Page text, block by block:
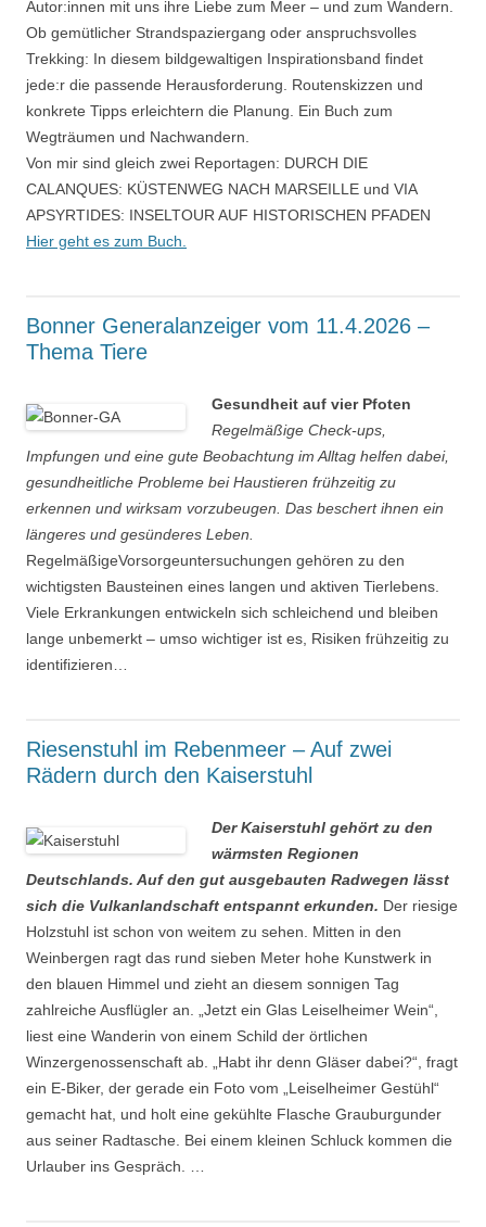
Autor:innen mit uns ihre Liebe zum Meer – und zum Wandern.
Ob gemütlicher Strandspaziergang oder anspruchsvolles
Trekking: In diesem bildgewaltigen Inspirationsband findet
jede:r die passende Herausforderung. Routenskizzen und
konkrete Tipps erleichtern die Planung. Ein Buch zum
Wegträumen und Nachwandern.
Von mir sind gleich zwei Reportagen: DURCH DIE
CALANQUES: KÜSTENWEG NACH MARSEILLE und VIA
APSYRTIDES: INSELTOUR AUF HISTORISCHEN PFADEN
Hier geht es zum Buch.
Bonner Generalanzeiger vom 11.4.2026 –
Thema Tiere
Gesundheit auf vier Pfoten
Regelmäßige Check-ups,
Impfungen und eine gute Beobachtung im Alltag helfen dabei,
gesundheitliche Probleme bei Haustieren frühzeitig zu
erkennen und wirksam vorzubeugen. Das beschert ihnen ein
längeres und gesünderes Leben.
RegelmäßigeVorsorgeuntersuchungen gehören zu den
wichtigsten Bausteinen eines langen und aktiven Tierlebens.
Viele Erkrankungen entwickeln sich schleichend und bleiben
lange unbemerkt – umso wichtiger ist es, Risiken frühzeitig zu
identifizieren…
Riesenstuhl im Rebenmeer – Auf zwei
Rädern durch den Kaiserstuhl
Der Kaiserstuhl gehört zu den
wärmsten Regionen
Deutschlands. Auf den gut ausgebauten Radwegen lässt
sich die Vulkanlandschaft entspannt erkunden. Der riesige
Holzstuhl ist schon von weitem zu sehen. Mitten in den
Weinbergen ragt das rund sieben Meter hohe Kunstwerk in
den blauen Himmel und zieht an diesem sonnigen Tag
zahlreiche Ausflügler an. „Jetzt ein Glas Leiselheimer Wein“,
liest eine Wanderin von einem Schild der örtlichen
Winzergenossenschaft ab. „Habt ihr denn Gläser dabei?“, fragt
ein E-Biker, der gerade ein Foto vom „Leiselheimer Gestühl“
gemacht hat, und holt eine gekühlte Flasche Grauburgunder
aus seiner Radtasche. Bei einem kleinen Schluck kommen die
Urlauber ins Gespräch. …